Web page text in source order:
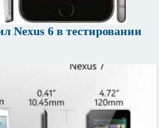
Nexus 6 в тестировании